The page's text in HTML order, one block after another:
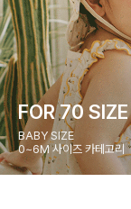
FOR 70 SIZE
BABY SIZE
0~6M 사이즈 카테고리